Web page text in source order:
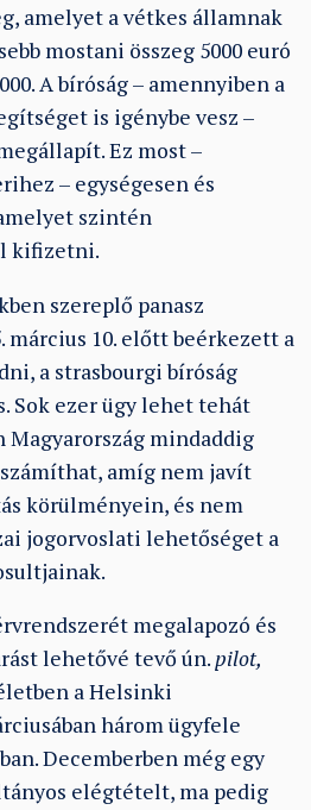
amelyet a vétkes államnak
mostani összeg 5000 euró
A bíróság – amennyiben a
is igénybe vesz –
Ez most –
– egységesen és
szintén
kifizetni.
szereplő panasz
március 10. előtt beérkezett a
a strasbourgi bíróság
Sok ezer ügy lehet tehát
Magyarország mindaddig
amíg nem javít
körülményein, és nem
jogorvoslati lehetőséget a
megalapozó és
lehetővé tevő ún.pilot,
a Helsinki
három ügyfele
Decemberben még egy
elégtételt, ma pedig